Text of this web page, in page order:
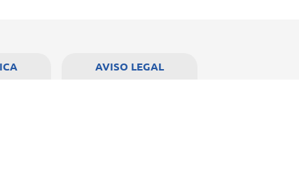
AVISO LEGAL